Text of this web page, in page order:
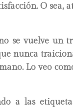
O sea,
se vuelve un
nunca
Lo veo
a las